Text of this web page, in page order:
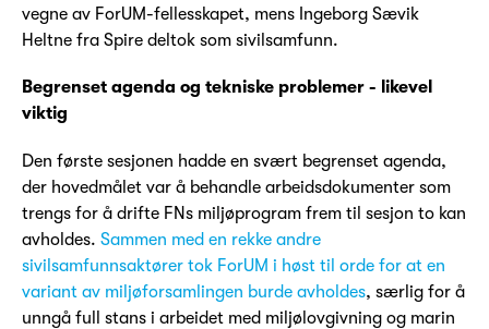
vegne av ForUM-fellesskapet, mens Ingeborg Sævik
Heltne fra Spire deltok som sivilsamfunn.
Begrenset agenda og tekniske problemer - likevel
viktig
Den første sesjonen hadde en svært begrenset agenda,
der hovedmålet var å behandle arbeidsdokumenter som
trengs for å drifte FNs miljøprogram frem til sesjon to kan
avholdes. Sammen med en rekke andre
sivilsamfunnsaktører tok ForUM i høst til orde for at en
variant av miljøforsamlingen burde avholdes, særlig for å
unngå full stans i arbeidet med miljølovgivning og marin